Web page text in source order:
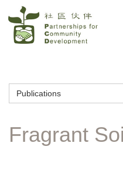
main
Publications